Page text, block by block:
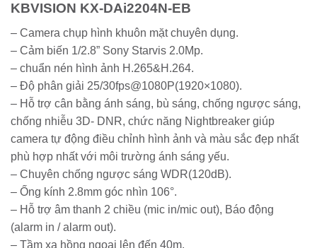
KBVISION KX-DAi2204N-EB
– Camera chụp hình khuôn mặt chuyên dụng.
– Cảm biến 1/2.8” Sony Starvis 2.0Mp.
– chuẩn nén hình ảnh H.265&H.264.
– Độ phân giải 25/30fps@1080P(1920×1080).
– Hỗ trợ cân bằng ánh sáng, bù sáng, chống ngược sáng,
chống nhiễu 3D- DNR, chức năng Nightbreaker giúp
camera tự động điều chỉnh hình ảnh và màu sắc đẹp nhất
phù hợp nhất với môi trường ánh sáng yếu.
– Chuyên chống ngược sáng WDR(120dB).
– Ống kính 2.8mm góc nhìn 106°.
– Hỗ trợ âm thanh 2 chiều (mic in/mic out), Báo động
(alarm in / alarm out).
– Tầm xa hồng ngoại lên đến 40m.